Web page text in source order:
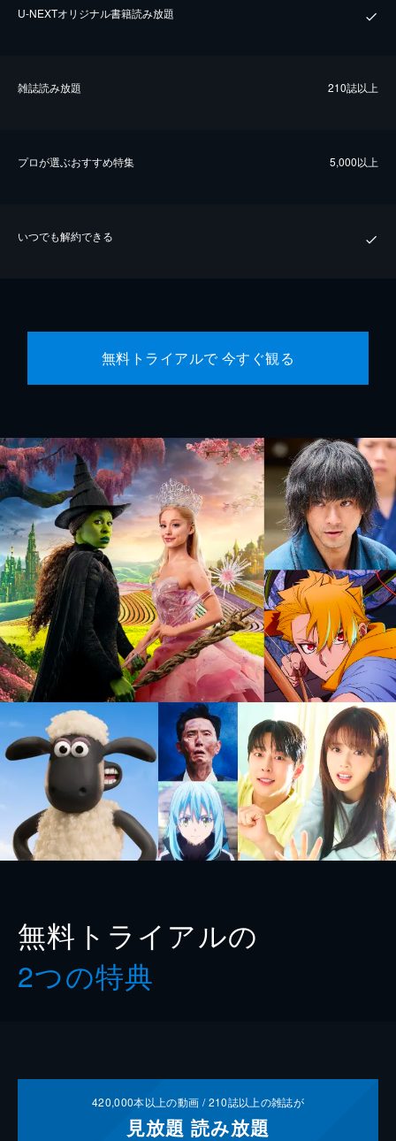
U-NEXTオリジナル書籍読み放題
雑誌読み放題 210誌以上
プロが選ぶおすすめ特集 5,000以上
いつでも解約できる
無料トライアルで 今すぐ観る
無料トライアルの
2つの特典
420,000本以上の動画 /210誌以上の雑誌が
見放題 読み放題